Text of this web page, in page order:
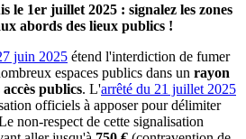
le 1er juillet 2025 : signalez les zones
abords des lieux publics !
juin 2025 étend l'interdiction de fumer
espaces publics dans un rayon
publics. L'arrêté du 21 juillet 2025
officiels à apposer pour délimiter
non-respect de cette signalisation